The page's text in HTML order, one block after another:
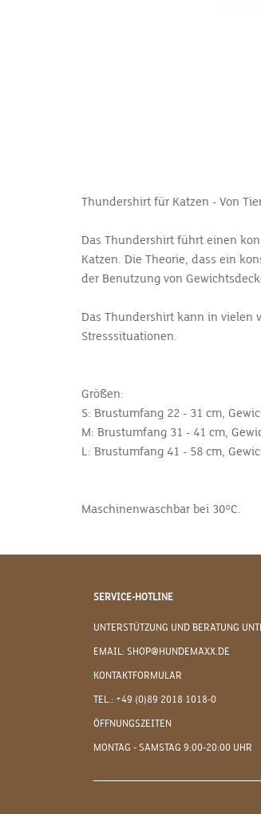
Thundershirt für Katzen - Von
Das Thundershirt führt einen
Katzen. Die Theorie, dass ein
der Benutzung von
Das Thundershirt kann in vielen
Stresssituationen.
Größen:
S: Brustumfang 22 - 31 cm,
M: Brustumfang 31 - 41 cm,
L: Brustumfang 41 - 58 cm,
Maschinenwaschbar bei 30°C.
SERVICE-HOTLINE
UNTERSTÜTZUNG UND BERATUNG
EMAIL: SHOP@HUNDEMAXX.DE
KONTAKTFORMULAR
TEL.: +49 (0)89 2018 1018-0
ÖFFNUNGSZEITEN
MONTAG - SAMSTAG 9:00-20:00 UHR